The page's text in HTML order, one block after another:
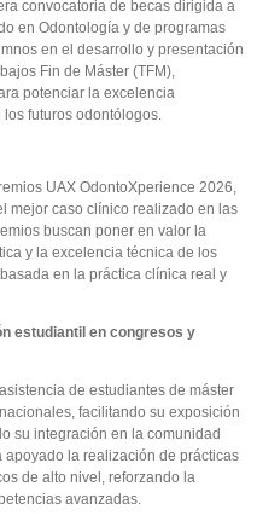
convocatoria de becas dirigida a
en Odontología y de programas
en el desarrollo y presentación
Fin de Máster (TFM),
potenciar la excelencia
futuros odontólogos.
UAX OdontoXperience 2026,
mejor caso clínico realizado en las
buscan poner en valor la
y la excelencia técnica de los
en la práctica clínica real y
estudiantil en congresos y
de estudiantes de máster
facilitando su exposición
su integración en la comunidad
apoyado la realización de prácticas
de alto nivel, reforzando la
avanzadas.